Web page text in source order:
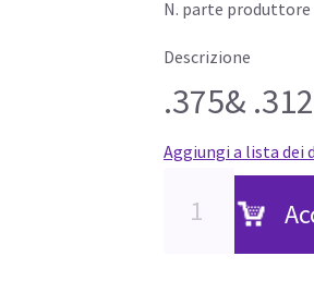
N. parte produttore
Descrizione
.375&
Aggiungi a lista dei